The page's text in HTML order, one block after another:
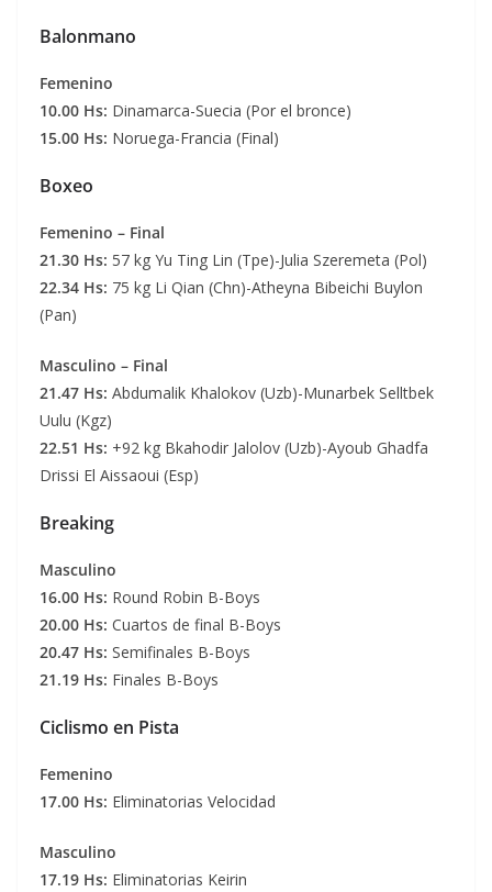
Balonmano
Femenino
10.00 Hs: Dinamarca-Suecia (Por el bronce)
15.00 Hs: Noruega-Francia (Final)
Boxeo
Femenino – Final
21.30 Hs: 57 kg Yu Ting Lin (Tpe)-Julia Szeremeta (Pol)
22.34 Hs: 75 kg Li Qian (Chn)-Atheyna Bibeichi Buylon
(Pan)
Masculino – Final
21.47 Hs: Abdumalik Khalokov (Uzb)-Munarbek Selltbek
Uulu (Kgz)
22.51 Hs: +92 kg Bkahodir Jalolov (Uzb)-Ayoub Ghadfa
Drissi El Aissaoui (Esp)
Breaking
Masculino
16.00 Hs: Round Robin B-Boys
20.00 Hs: Cuartos de final B-Boys
20.47 Hs: Semifinales B-Boys
21.19 Hs: Finales B-Boys
Ciclismo en Pista
Femenino
17.00 Hs: Eliminatorias Velocidad
Masculino
17.19 Hs: Eliminatorias Keirin